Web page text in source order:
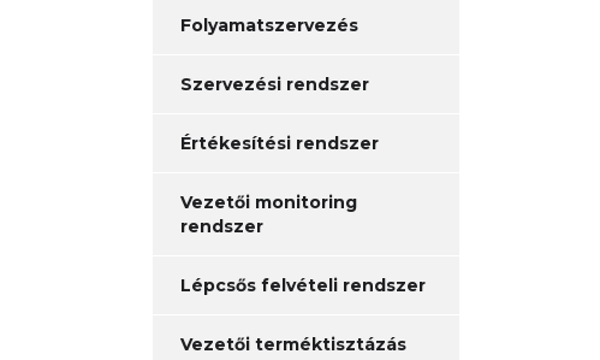
Folyamatszervezés
Szervezési rendszer
Értékesítési rendszer
Vezetői monitoring
rendszer
Lépcsős felvételi rendszer
Vezetői terméktisztázás